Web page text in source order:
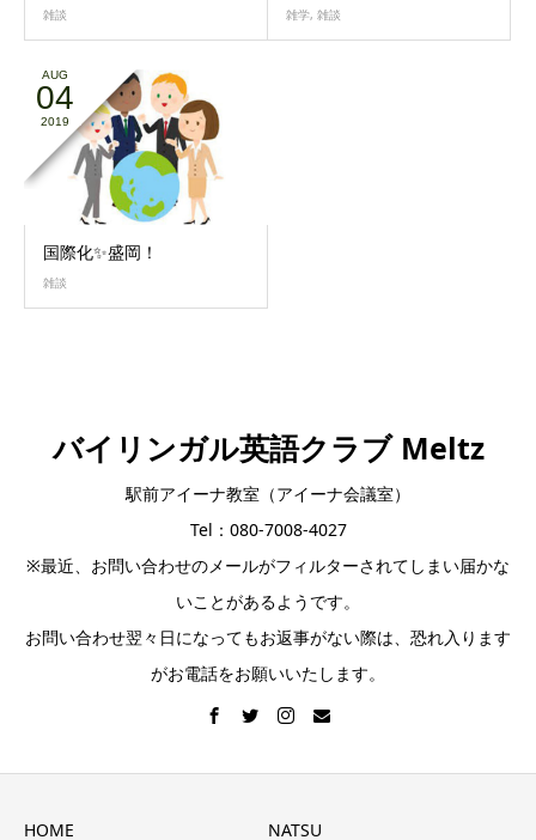
雑談 雑学, 雑談
AUG
04
2019
国際化✨盛岡！
雑談
バイリンガル英語クラブ Meltz
駅前アイーナ教室（アイーナ会議室）
Tel：080-7008-4027
※最近、お問い合わせのメールがフィルターされてしまい届かな
いことがあるようです。
お問い合わせ翌々日になってもお返事がない際は、恐れ入ります
がお電話をお願いいたします。
HOME NATSU